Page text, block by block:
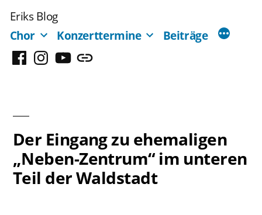
Inhalt
springen
Eriks Blog
Chor
Konzerttermine Beiträge
FacebookInstagram
YouTubeMastodon
Der Eingang zu ehemaligen
„Neben-Zentrum“ im unteren
Teil der Waldstadt